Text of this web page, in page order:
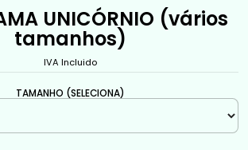
UNICÓRNIO (vários
tamanhos)
IVA Incluido
TAMANHO (SELECIONA)